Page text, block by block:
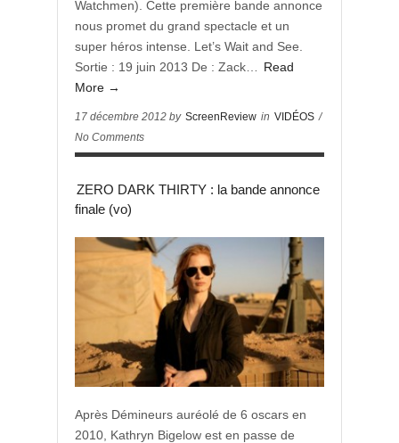
Watchmen). Cette première bande annonce
nous promet du grand spectacle et un
super héros intense. Let’s Wait and See.
Sortie : 19 juin 2013 De : Zack…
Read
More →
17 décembre 2012 by ScreenReview in VIDÉOS /
No Comments
ZERO DARK THIRTY : la bande annonce
finale (vo)
Après Démineurs auréolé de 6 oscars en
2010, Kathryn Bigelow est en passe de